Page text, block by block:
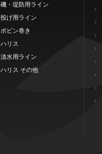
磯・堤防用ライン
投げ用ライン
ボビン巻き
ハリス
淡水用ライン
ハリス その他